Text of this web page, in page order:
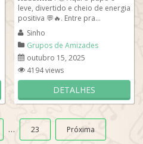
leve, divertido e cheio de energia
positiva 💬🔥. Entre pra...
Sinho
Grupos de Amizades
outubro 15, 2025
4194 views
DETALHES
… 23 Próxima